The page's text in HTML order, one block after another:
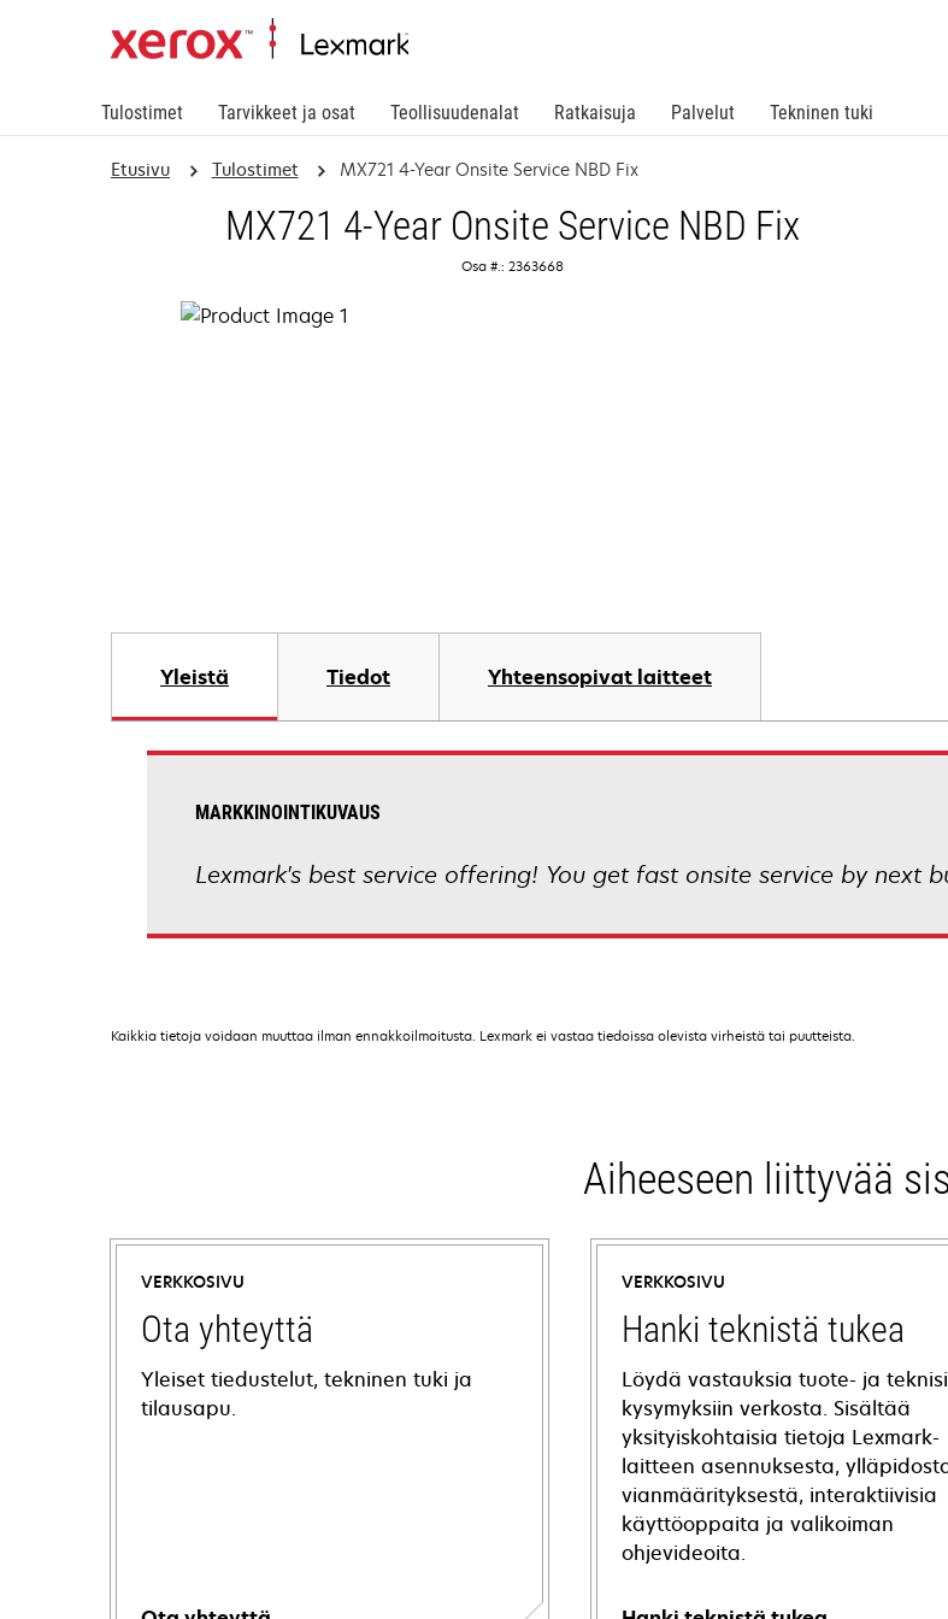
Tulostimet Tarvikkeet ja osat Teollisuudenalat Ratkaisuja Palvelut Tekninen tuki
Etusivu Tulostimet MX721 4-Year Onsite Service NBD Fix
MX721 4-Year Onsite Service NBD Fix
Osa #.: 2363668
Yleistä Tiedot Yhteensopivat laitteet
MARKKINOINTIKUVAUS
Lexmark's best service offering! You get fast onsite service by next
Kaikkia tietoja voidaan muuttaa ilman ennakkoilmoitusta. Lexmark ei vastaa tiedoissa olevista virheistä tai puutteista.
Aiheeseen liittyvää
VERKKOSIVU
Ota yhteyttä
Yleiset tiedustelut, tekninen tuki ja
tilausapu.
VERKKOSIVU
Hanki teknistä tukea
Löydä vastauksia tuote- ja
kysymyksiin verkosta. Sisältää
yksityiskohtaisia tietoja Lexmark-
laitteen asennuksesta,
vianmäärityksestä, interaktiivisia
käyttöoppaita ja valikoiman
ohjevideoita.